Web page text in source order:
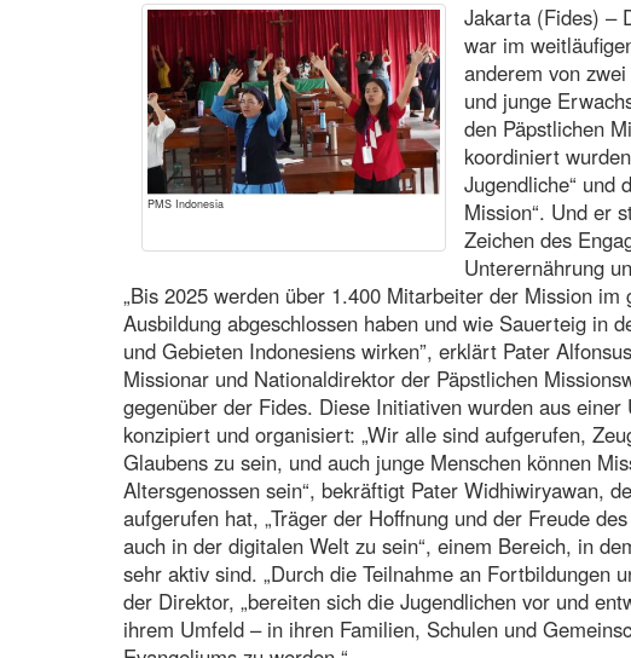
PMS Indonesia
Jakarta (Fides) –
war im
anderem von
und junge
den Päpstlichen
koordiniert
Jugendliche“ und
Mission“. Und er
Zeichen des
Unterernährung
„Bis 2025 werden über 1.400 Mitarbeiter der Mission im
Ausbildung abgeschlossen haben und wie Sauerteig in
und Gebieten Indonesiens wirken”, erklärt Pater
Missionar und Nationaldirektor der Päpstlichen
gegenüber der Fides. Diese Initiativen wurden aus einer
konzipiert und organisiert: „Wir alle sind aufgerufen,
Glaubens zu sein, und auch junge Menschen können
Altersgenossen sein“, bekräftigt Pater Widhiwiryawan,
aufgerufen hat, „Träger der Hoffnung und der Freude
auch in der digitalen Welt zu sein“, einem Bereich, in
sehr aktiv sind. „Durch die Teilnahme an Fortbildungen
der Direktor, „bereiten sich die Jugendlichen vor und
ihrem Umfeld – in ihren Familien, Schulen und